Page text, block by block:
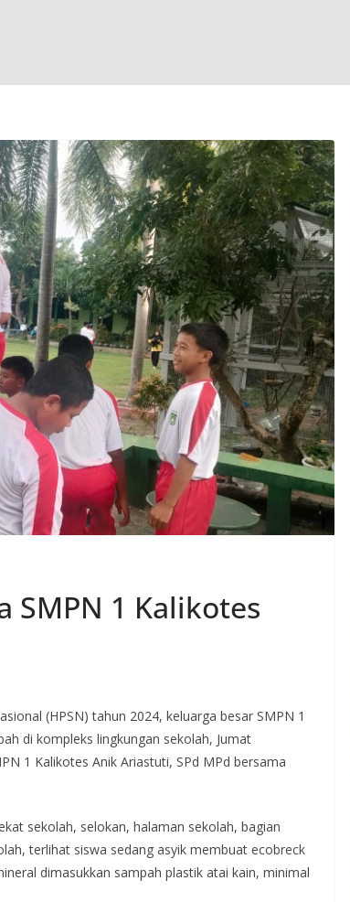
SMPN 1 Kalikotes
(HPSN) tahun 2024, keluarga besar SMPN 1
di kompleks lingkungan sekolah, Jumat
1 Kalikotes Anik Ariastuti, SPd MPd bersama
sekolah, selokan, halaman sekolah, bagian
terlihat siswa sedang asyik membuat ecobreck
dimasukkan sampah plastik atai kain, minimal